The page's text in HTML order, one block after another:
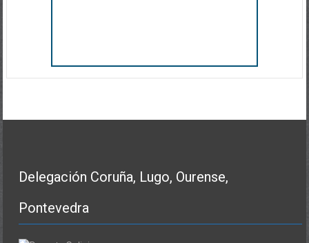
Delegación Coruña, Lugo, Ourense,
Pontevedra